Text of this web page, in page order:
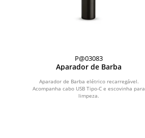
P@03083
Aparador de Barba
Aparador de Barba elétrico recarregável.
Acompanha cabo USB Tipo-C e escovinha para
limpeza.